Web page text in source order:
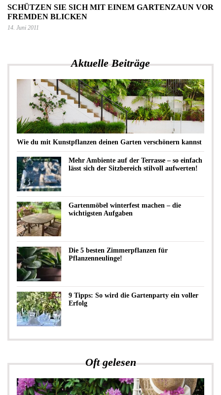
SCHÜTZEN SIE SICH MIT EINEM GARTENZAUN VOR
FREMDEN BLICKEN
14. Juni 2011
Aktuelle Beiträge
Wie du mit Kunstpflanzen deinen Garten verschönern kannst
Mehr Ambiente auf der Terrasse – so einfach
lässt sich der Sitzbereich stilvoll aufwerten!
Gartenmöbel winterfest machen – die
wichtigsten Aufgaben
Die 5 besten Zimmerpflanzen für
Pflanzenneulinge!
9 Tipps: So wird die Gartenparty ein voller
Erfolg
Oft gelesen